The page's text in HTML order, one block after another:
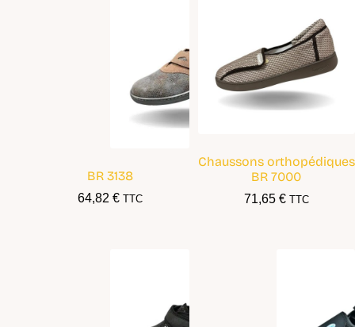
BR 3138
64,82€ TTC
Chaussons orthopédiques
BR 7000
71,65 € TTC